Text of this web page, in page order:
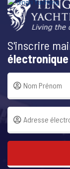
S'inscrire
électronique